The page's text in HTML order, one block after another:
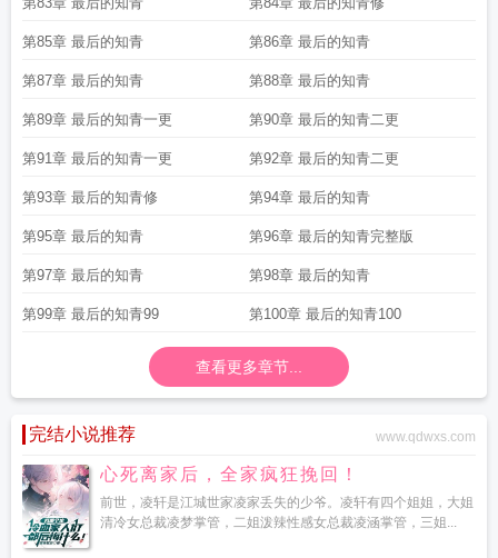
第85章 最后的知青 第86章 最后的知青
第87章 最后的知青 第88章 最后的知青
第89章 最后的知青一更 第90章 最后的知青二更
第91章 最后的知青一更 第92章 最后的知青二更
第93章 最后的知青修 第94章 最后的知青
第95章 最后的知青 第96章 最后的知青完整版
第97章 最后的知青 第98章 最后的知青
第99章 最后的知青99 第100章 最后的知青100
查看更多章节...
完结小说推荐 www.qdwxs.com
心死离家后，全家疯狂挽回！
前世，凌轩是江城世家凌家丢失的少爷。凌轩有四个姐姐，大姐
清冷女总裁凌梦掌管，二姐泼辣性感女总裁凌涵掌管，三姐...